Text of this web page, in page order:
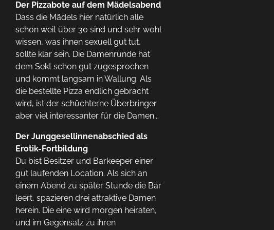
Der Pizzabote auf dem Mädelsabend
Dass die Mädels hier natürlich alle
schon weit über 30 sind und sehr wohl
wissen, was ihnen sexuell gut tut,
sollte klar sein. Die Damenrunde hat
dem Sekt schon gut zugesprochen
und kommt langsam in Wallung. Als
die bestellte Pizza endlich gebracht
wird, ist der schüchterne Überbringer
aber viel interessanter für die Damen...
Der Junggesellinnenabschied als
Erotik-Fortbildung
Du bist Besitzer und Barkeeper einer
gut laufenden Location. Als sich an
einem Abend zu später Stunde die Bar
leert, spazieren drei attraktive Damen
herein. Die eine wird morgen heiraten,
und im Gegensatz zu ihren